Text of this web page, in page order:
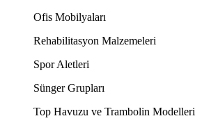
Ofis Mobilyaları
Rehabilitasyon Malzemeleri
Spor Aletleri
Sünger Grupları
Top Havuzu ve Trambolin Modelleri